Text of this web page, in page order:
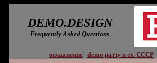
DEMO.DESIGN
Frequently Asked Questions
оглавление| demo party в ex-СССР|